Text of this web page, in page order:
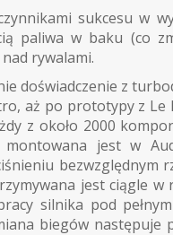
sukcesu w
paliwa w baku (co
rywalami.
doświadczenie z
aż po prototypy z Le
z około 2000
montowana jest w
bezwzględnym
jest ciągle w
silnika pod
biegów następuje